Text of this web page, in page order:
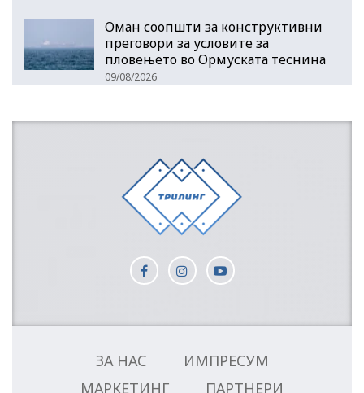
Оман соопшти за конструктивни
преговори за условите за
пловењето во Ормуската теснина
09/08/2026
ЗА НАС
ИМПРЕСУМ
МАРКЕТИНГ
ПАРТНЕРИ